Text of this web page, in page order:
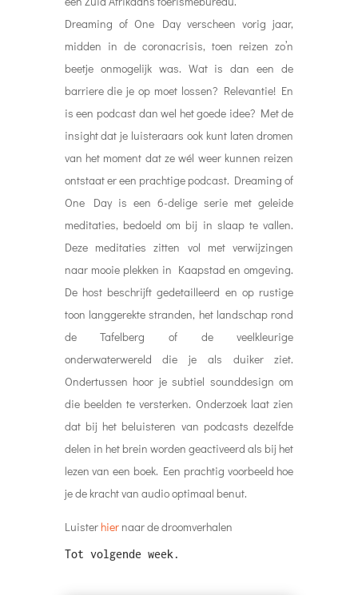
Dreaming of One Day verscheen vorig jaar,
midden in de coronacrisis, toen reizen zo’n
beetje onmogelijk was. Wat is dan een de
barriere die je op moet lossen? Relevantie! En
is een podcast dan wel het goede idee? Met de
insight dat je luisteraars ook kunt laten dromen
van het moment dat ze wél weer kunnen reizen
ontstaat er een prachtige podcast. Dreaming of
One Day is een 6-delige serie met geleide
meditaties, bedoeld om bij in slaap te vallen.
Deze meditaties zitten vol met verwijzingen
naar mooie plekken in Kaapstad en omgeving.
De host beschrijft gedetailleerd en op rustige
toon langgerekte stranden, het landschap rond
de Tafelberg of de veelkleurige
onderwaterwereld die je als duiker ziet.
Ondertussen hoor je subtiel sounddesign om
die beelden te versterken. Onderzoek laat zien
dat bij het beluisteren van podcasts dezelfde
delen in het brein worden geactiveerd als bij het
lezen van een boek. Een prachtig voorbeeld hoe
je de kracht van audio optimaal benut.
Luisterhiernaar de droomverhalen
Tot volgende week.